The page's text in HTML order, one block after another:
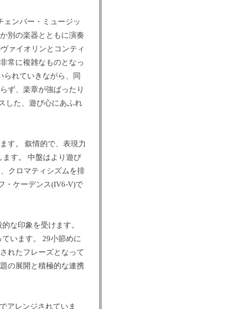
ェンバー・ミュージッ
別の楽器とともに演奏
ァイオリンとコンティ
常に複雑なものとなっ
れていきながら、同
ず、楽章が強ばったり
した、遊び心にあふれ
す。 叙情的で、表現力
す。 中盤はより遊び
クロマティシズムを排
・ケーデンス(IV6-V)で
な印象を受けます。
います。 29小節めに
れたフレーズとなって
の展開と積極的な連携
アレンジされていま